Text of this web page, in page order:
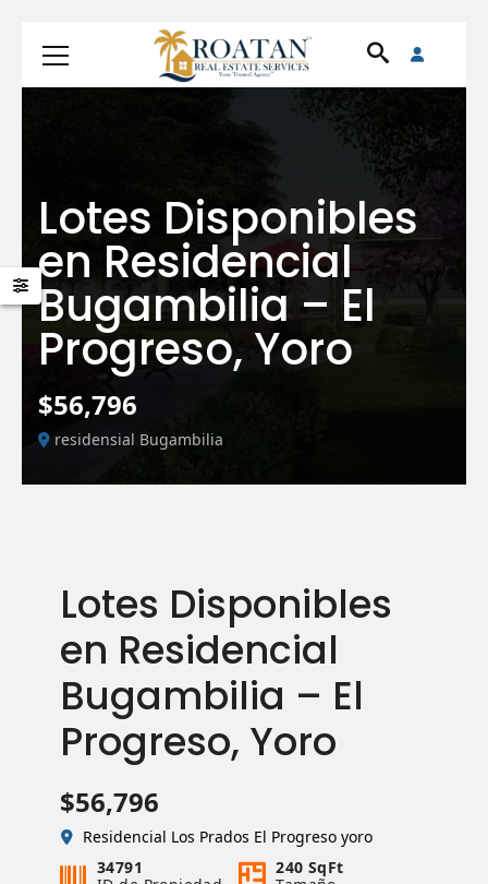
Lotes Disponibles
en Residencial
Bugambilia – El
Progreso, Yoro
$56,796
residensial Bugambilia
Lotes Disponibles
en Residencial
Bugambilia – El
Progreso, Yoro
$56,796
Residencial Los Prados El Progreso yoro
34791
240 SqFt